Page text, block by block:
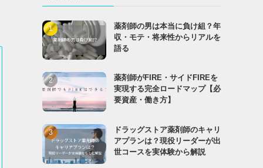
薬剤師の男は本当に負け組？年
収・モテ・将来性からリアルを
語る
薬剤師がFIRE・サイドFIREを
実現する完全ロードマップ【必
要資産・働き方】
ドラッグストア薬剤師のキャリ
アプランは？現役リーダーが出
世コースを実体験から解説